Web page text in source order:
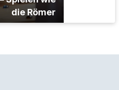
die Römer